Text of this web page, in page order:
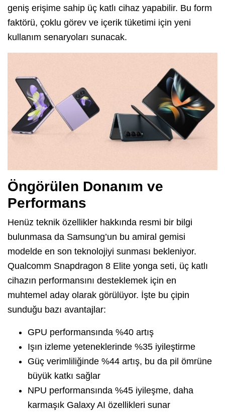
geniş erişime sahip üç katlı cihaz yapabilir. Bu form
faktörü, çoklu görev ve içerik tüketimi için yeni
kullanım senaryoları sunacak.
Öngörülen Donanım ve
Performans
Henüz teknik özellikler hakkında resmi bir bilgi
bulunmasa da Samsung’un bu amiral gemisi
modelde en son teknolojiyi sunması bekleniyor.
Qualcomm Snapdragon 8 Elite yonga seti, üç katlı
cihazın performansını desteklemek için en
muhtemel aday olarak görülüyor. İşte bu çipin
sunduğu bazı avantajlar:
GPU performansında %40 artış
Işın izleme yeteneklerinde %35 iyileştirme
Güç verimliliğinde %44 artış, bu da pil ömrüne
büyük katkı sağlar
NPU performansında %45 iyileşme, daha
karmaşık Galaxy AI özellikleri sunar